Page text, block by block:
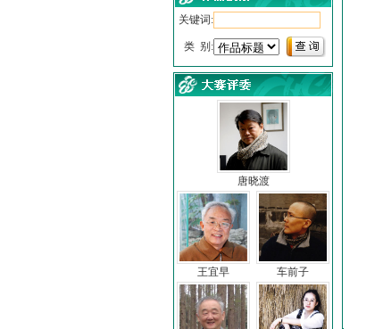
关键词:
类 别:
唐晓渡
王宜早 车前子